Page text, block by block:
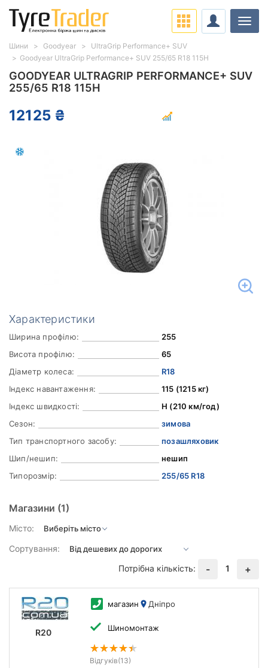
GOODYEAR ULTRAGRIP PERFORMANCE+ SUV
255/65 R18 115H
12125 ₴
Характеристики
Ширина профілю:
255
Висота профілю:
65
Діаметр колеса:
R18
Індекс навантаження:
115 (1215 кг)
Індекс швидкості:
H (210 км/год)
Сезон:
зимова
Тип транспортного засобу:
позашляховик
Шип/нешип:
нешип
Типорозмір:
255/65 R18
Магазини (1)
Місто:
Сортування:
Потрібна кількість:
- 1 +
R20
магазин Дніпро
Шиномонтаж
Відгуків(13)
Шини Goodyear
UltraGrip Performance+ SUV
Goodyear UltraGrip Performance+ SUV 255/65 R18 115H